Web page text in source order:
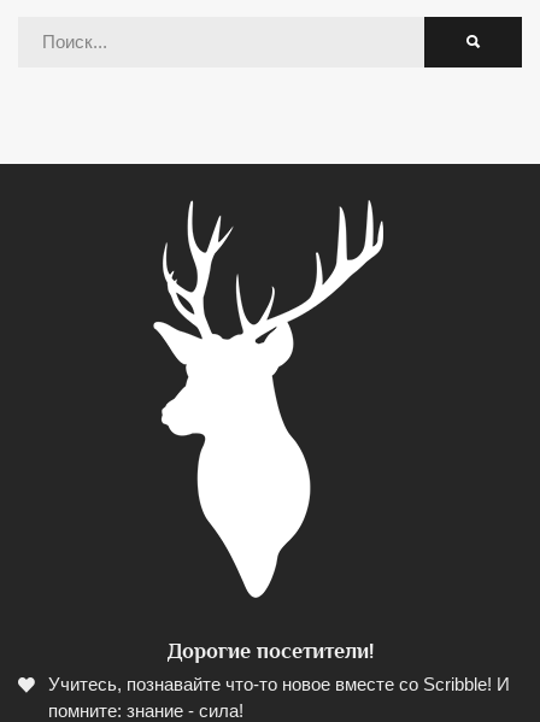
Дорогие посетители!
Учитесь, познавайте что-то новое вместе со Scribble! И
помните: знание - сила!